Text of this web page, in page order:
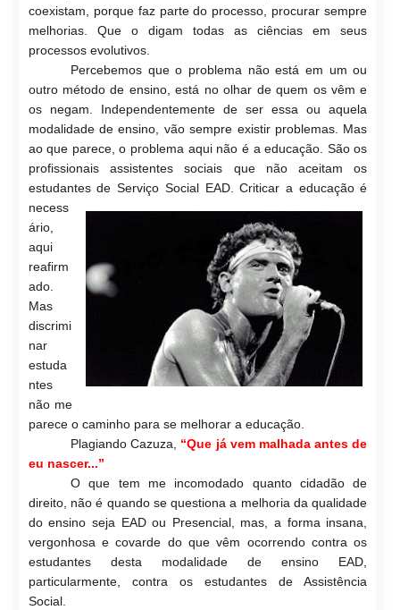
coexistam, porque faz parte do processo, procurar sempre
melhorias. Que o digam todas as ciências em seus
processos evolutivos.
Percebemos que o problema não está em um ou
outro método de ensino, está no olhar de quem os vêm e
os negam. Independentemente de ser essa ou aquela
modalidade de ensino, vão sempre existir problemas. Mas
ao que parece, o problema aqui não é a educação. São os
profissionais assistentes sociais que não aceitam os
estudantes de Serviço Social EAD.Criticar a educação é
necess
ário,
aqui
reafirm
ado.
Mas
discrimi
nar
estuda
ntes
não me
parece o camin ho para se melhorar a educação.
Plagiando Cazuza, “Que já vem malhada antes de
eu nascer...”
O que tem me incomodado quanto cidadão de
direito, não é quando se questiona a melhoria da qualidade
do ensino seja EAD ou Presencial, mas, a forma insana,
vergonhosa e covarde do que vêm ocorrendo contra os
estudantes desta modalidade de ensino EAD,
particularmente, contra os estudantes de Assistência
Social.